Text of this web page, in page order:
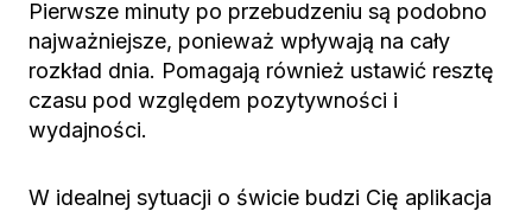
Pierwsze minuty po przebudzeniu są podobno
najważniejsze, ponieważ wpływają na cały
rozkład dnia. Pomagają również ustawić resztę
czasu pod względem pozytywności i
wydajności.
W idealnej sytuacji o świcie budzi Cię aplikacja